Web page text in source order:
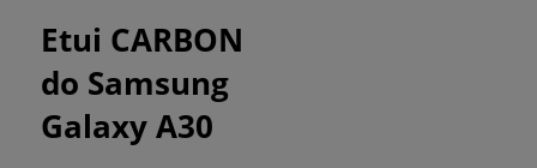
Etui CARBON
do Samsung
Galaxy A30